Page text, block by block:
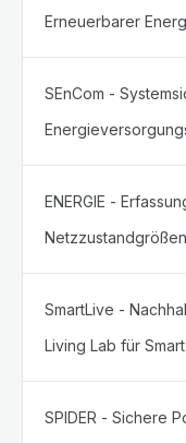
Erneuerbarer
SEnCom -
ENERGIE -
SmartLive -
Living Lab für
SPIDER - Sichere